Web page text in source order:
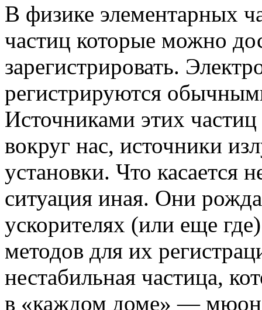
В физике элементарных
частиц которые можно
зарегистрировать.
регистрируются
Источниками этих
вокруг нас, источники
установки. Что касается
ситуация иная. Они
ускорителях (или еще
методов для их
нестабильная частица,
в «каждом доме» —